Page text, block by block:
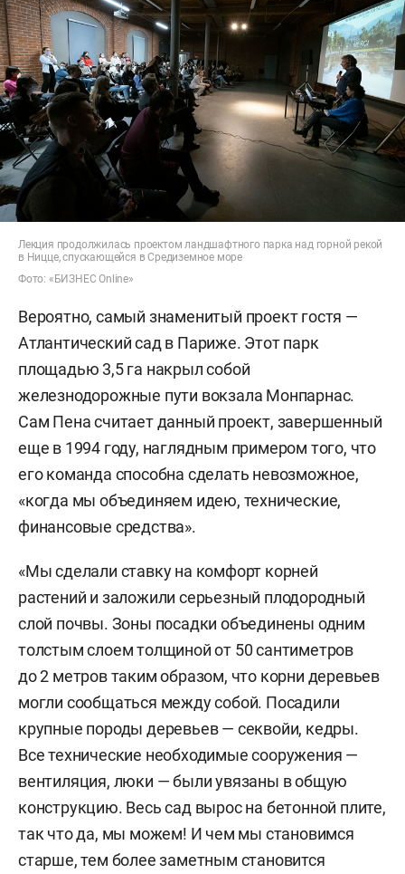
Лекция продолжилась проектом ландшафтного парка над горной рекой
в Ницце, спускающейся в Средиземное море
Фото: «БИЗНЕС Online»
Вероятно, самый знаменитый проект гостя —
Атлантический сад в Париже. Этот парк
площадью 3,5 га накрыл собой
железнодорожные пути вокзала Монпарнас.
Сам Пена считает данный проект, завершенный
еще в 1994 году, наглядным примером того, что
его команда способна сделать невозможное,
«когда мы объединяем идею, технические,
финансовые средства».
«Мы сделали ставку на комфорт корней
растений и заложили серьезный плодородный
слой почвы. Зоны посадки объединены одним
толстым слоем толщиной от 50 сантиметров
до 2 метров таким образом, что корни деревьев
могли сообщаться между собой. Посадили
крупные породы деревьев — секвойи, кедры.
Все технические необходимые сооружения —
вентиляция, люки — были увязаны в общую
конструкцию. Весь сад вырос на бетонной плите,
так что да, мы можем! И чем мы становимся
старше, тем более заметным становится